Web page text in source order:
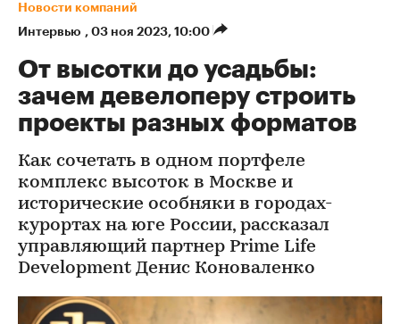
Новости компаний
Интервью , 03 ноя 2023, 10:00
От высотки до усадьбы:
зачем девелоперу строить
проекты разных форматов
Как сочетать в одном портфеле
комплекс высоток в Москве и
исторические особняки в городах-
курортах на юге России, рассказал
управляющий партнер Prime Life
Development Денис Коноваленко